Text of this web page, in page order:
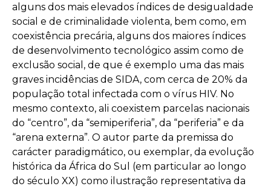
alguns dos mais elevados índices de desigualdade
social e de criminalidade violenta, bem como, em
coexistência precária, alguns dos maiores índices
de desenvolvimento tecnológico assim como de
exclusão social, de que é exemplo uma das mais
graves incidências de SIDA, com cerca de 20% da
população total infectada com o vírus HIV. No
mesmo contexto, ali coexistem parcelas nacionais
do “centro”, da “semiperiferia”, da “periferia” e da
“arena externa”. O autor parte da premissa do
carácter paradigmático, ou exemplar, da evolução
histórica da África do Sul (em particular ao longo
do século XX) como ilustração representativa da